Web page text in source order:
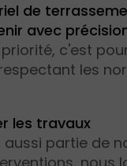
de
avec
c'est
les
les travaux
aussi partie de